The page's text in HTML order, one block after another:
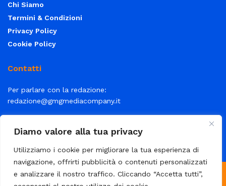
Diamo valore alla tua privacy
Utilizziamo i cookie per migliorare la tua esperienza di
navigazione, offrirti pubblicità o contenuti personalizzati
e analizzare il nostro traffico. Cliccando “Accetta tutti”,
Chi Siamo
Termini & Condizioni
Privacy Policy
Cookie Policy
Contatti
Per parlare con la redazione:
redazione@gmgmediacompany.it